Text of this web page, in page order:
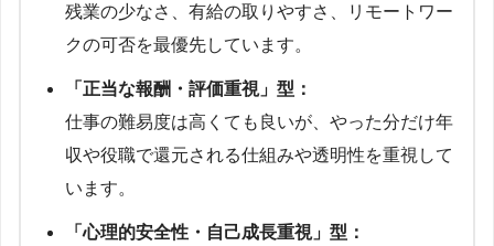
残業の少なさ、有給の取りやすさ、リモートワー
クの可否を最優先しています。
「正当な報酬・評価重視」型：
仕事の難易度は高くても良いが、やった分だけ年
収や役職で還元される仕組みや透明性を重視して
います。
「心理的安全性・自己成長重視」型：